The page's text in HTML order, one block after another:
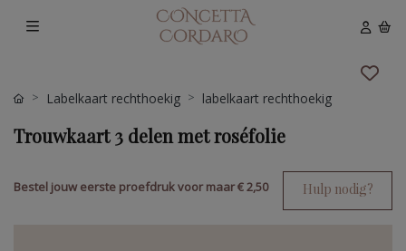
Labelkaart rechthoekig labelkaart rechthoekig
Trouwkaart 3 delen met roséfolie
Bestel jouw eerste proefdruk voor maar€ 2,50 Hulp nodig?